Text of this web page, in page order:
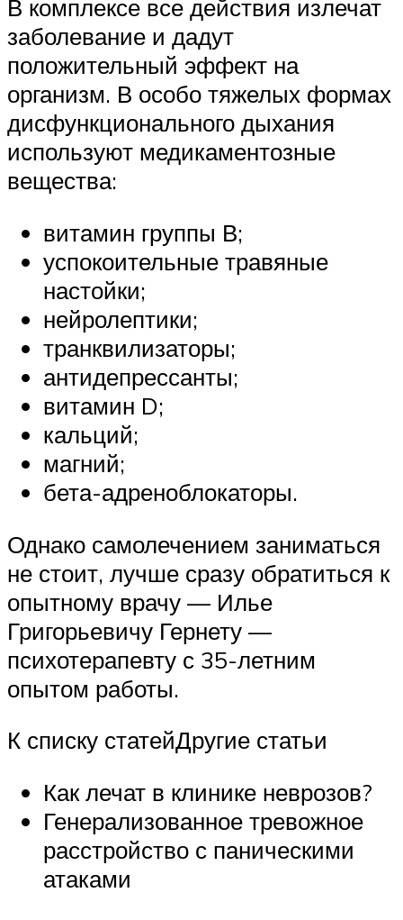
В комплексе все действия излечат
заболевание и дадут
положительный эффект на
организм. В особо тяжелых формах
дисфункционального дыхания
используют медикаментозные
вещества:
витамин группы В;
успокоительные травяные
настойки;
нейролептики;
транквилизаторы;
антидепрессанты;
витамин D;
кальций;
магний;
бета-адреноблокаторы.
Однако самолечением заниматься
не стоит, лучше сразу обратиться к
опытному врачу — Илье
Григорьевичу Гернету —
психотерапевту с 35-летним
опытом работы.
К списку статейДругие статьи
Как лечат в клинике неврозов?
Генерализованное тревожное
расстройство с паническими
атаками